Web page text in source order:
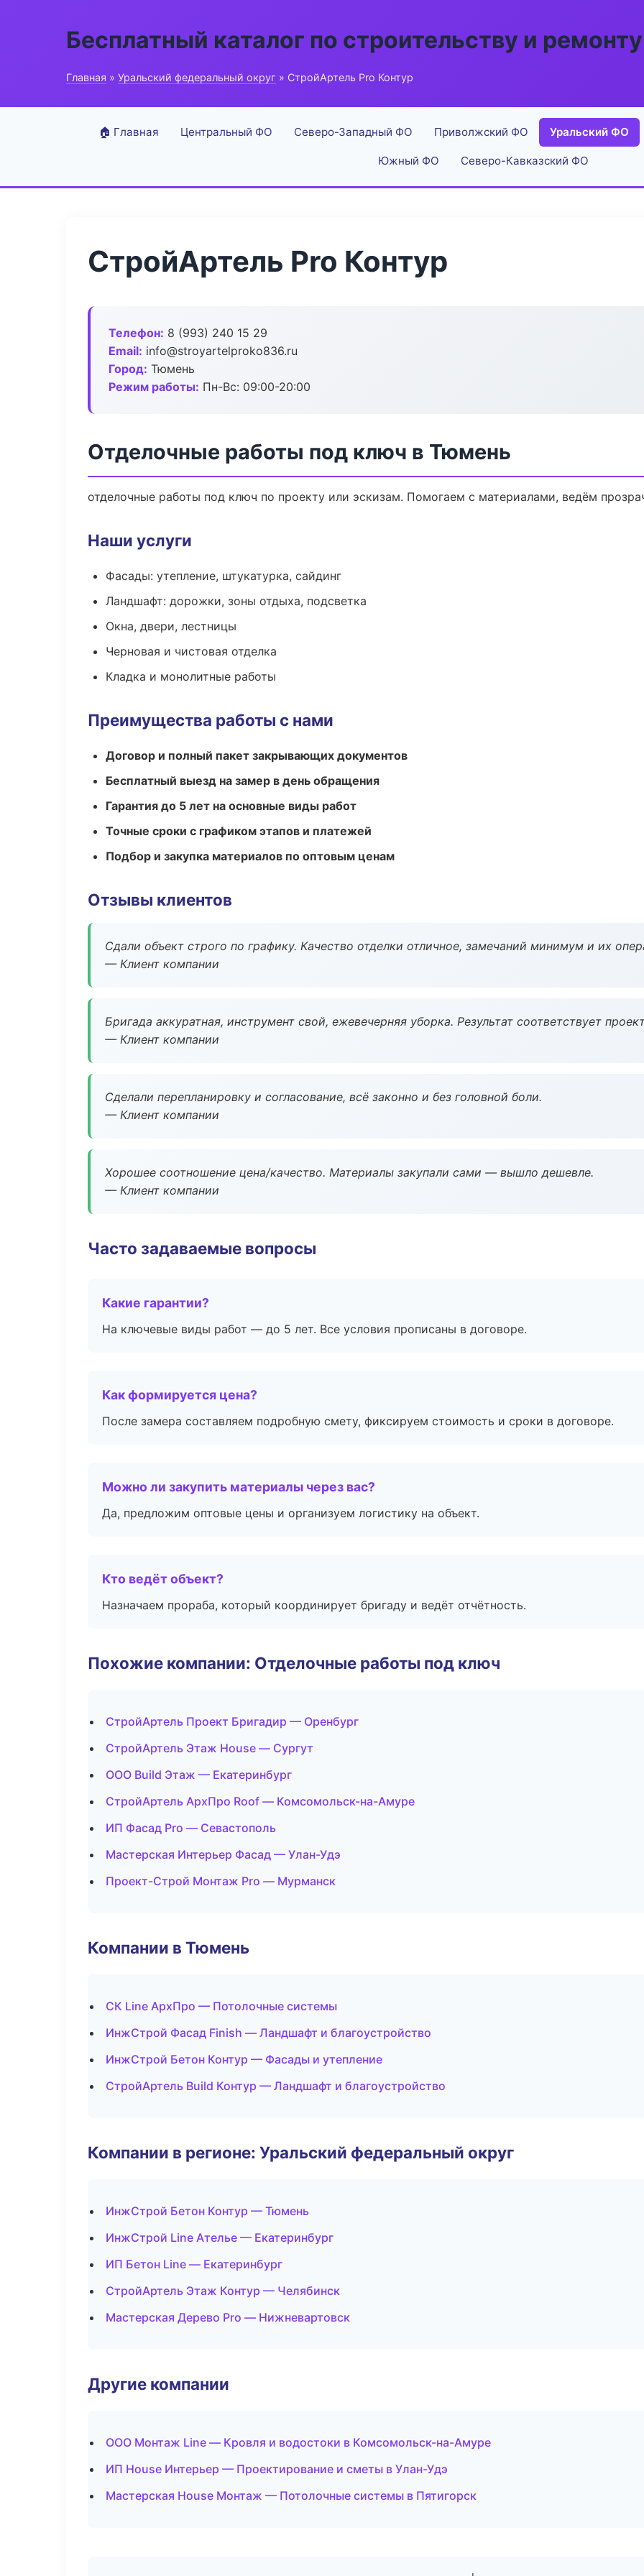
Бесплатный каталог по строительству и ремонту
Главная » Уральский федеральный округ » СтройАртель Pro Контур
🏠 Главная Центральный ФО Северо-Западный ФО Приволжский ФО Уральский ФО
Южный ФО Северо-Кавказский ФО
СтройАртель Pro Контур
Телефон: 8 (993) 240 15 29
Email: info@stroyartelproko836.ru
Город: Тюмень
Режим работы: Пн-Вс: 09:00-20:00
Отделочные работы под ключ в Тюмень
отделочные работы под ключ по проекту или эскизам. Помогаем с материалами, ведём
Наши услуги
Фасады: утепление, штукатурка, сайдинг
Ландшафт: дорожки, зоны отдыха, подсветка
Окна, двери, лестницы
Черновая и чистовая отделка
Кладка и монолитные работы
Преимущества работы с нами
Договор и полный пакет закрывающих документов
Бесплатный выезд на замер в день обращения
Гарантия до 5 лет на основные виды работ
Точные сроки с графиком этапов и платежей
Подбор и закупка материалов по оптовым ценам
Отзывы клиентов
Сдали объект строго по графику. Качество отделки отличное, замечаний минимум и их
— Клиент компании
Бригада аккуратная, инструмент свой, ежевечерняя уборка. Результат соответствует
— Клиент компании
Сделали перепланировку и согласование, всё законно и без головной боли.
— Клиент компании
Хорошее соотношение цена/качество. Материалы закупали сами — вышло дешевле.
— Клиент компании
Часто задаваемые вопросы
Какие гарантии?
На ключевые виды работ — до 5 лет. Все условия прописаны в договоре.
Как формируется цена?
После замера составляем подробную смету, фиксируем стоимость и сроки в договоре.
Можно ли закупить материалы через вас?
Да, предложим оптовые цены и организуем логистику на объект.
Кто ведёт объект?
Назначаем прораба, который координирует бригаду и ведёт отчётность.
Похожие компании: Отделочные работы под ключ
СтройАртель Проект Бригадир — Оренбург
СтройАртель Этаж House — Сургут
ООО Build Этаж — Екатеринбург
СтройАртель АрхПро Roof — Комсомольск-на-Амуре
ИП Фасад Pro — Севастополь
Мастерская Интерьер Фасад — Улан-Удэ
Проект-Строй Монтаж Pro — Мурманск
Компании в Тюмень
СК Line АрхПро — Потолочные системы
ИнжСтрой Фасад Finish — Ландшафт и благоустройство
ИнжСтрой Бетон Контур — Фасады и утепление
СтройАртель Build Контур — Ландшафт и благоустройство
Компании в регионе: Уральский федеральный округ
ИнжСтрой Бетон Контур — Тюмень
ИнжСтрой Line Ателье — Екатеринбург
ИП Бетон Line — Екатеринбург
СтройАртель Этаж Контур — Челябинск
Мастерская Дерево Pro — Нижневартовск
Другие компании
ООО Монтаж Line — Кровля и водостоки в Комсомольск-на-Амуре
ИП House Интерьер — Проектирование и сметы в Улан-Удэ
Мастерская House Монтаж — Потолочные системы в Пятигорск